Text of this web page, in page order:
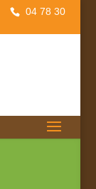
04 78 30